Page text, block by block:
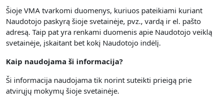
Šioje VMA tvarkomi duomenys, kuriuos pateikiami kuriant
Naudotojo paskyrą šioje svetainėje, pvz., vardą ir el. pašto
adresą. Taip pat yra renkami duomenis apie Naudotojo veiklą
svetainėje, įskaitant bet kokį Naudotojo indėlį.
Kaip naudojama ši informacija?
Ši informacija naudojama tik norint suteikti prieigą prie
atvirųjų mokymų šioje svetainėje.